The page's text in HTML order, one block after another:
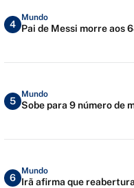
4
Mundo
Pai de Messi morre aos
5
Mundo
Sobe para 9 número de
6
Mundo
Irã afirma que